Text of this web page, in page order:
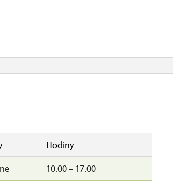
Hodiny
10.00 – 17.00